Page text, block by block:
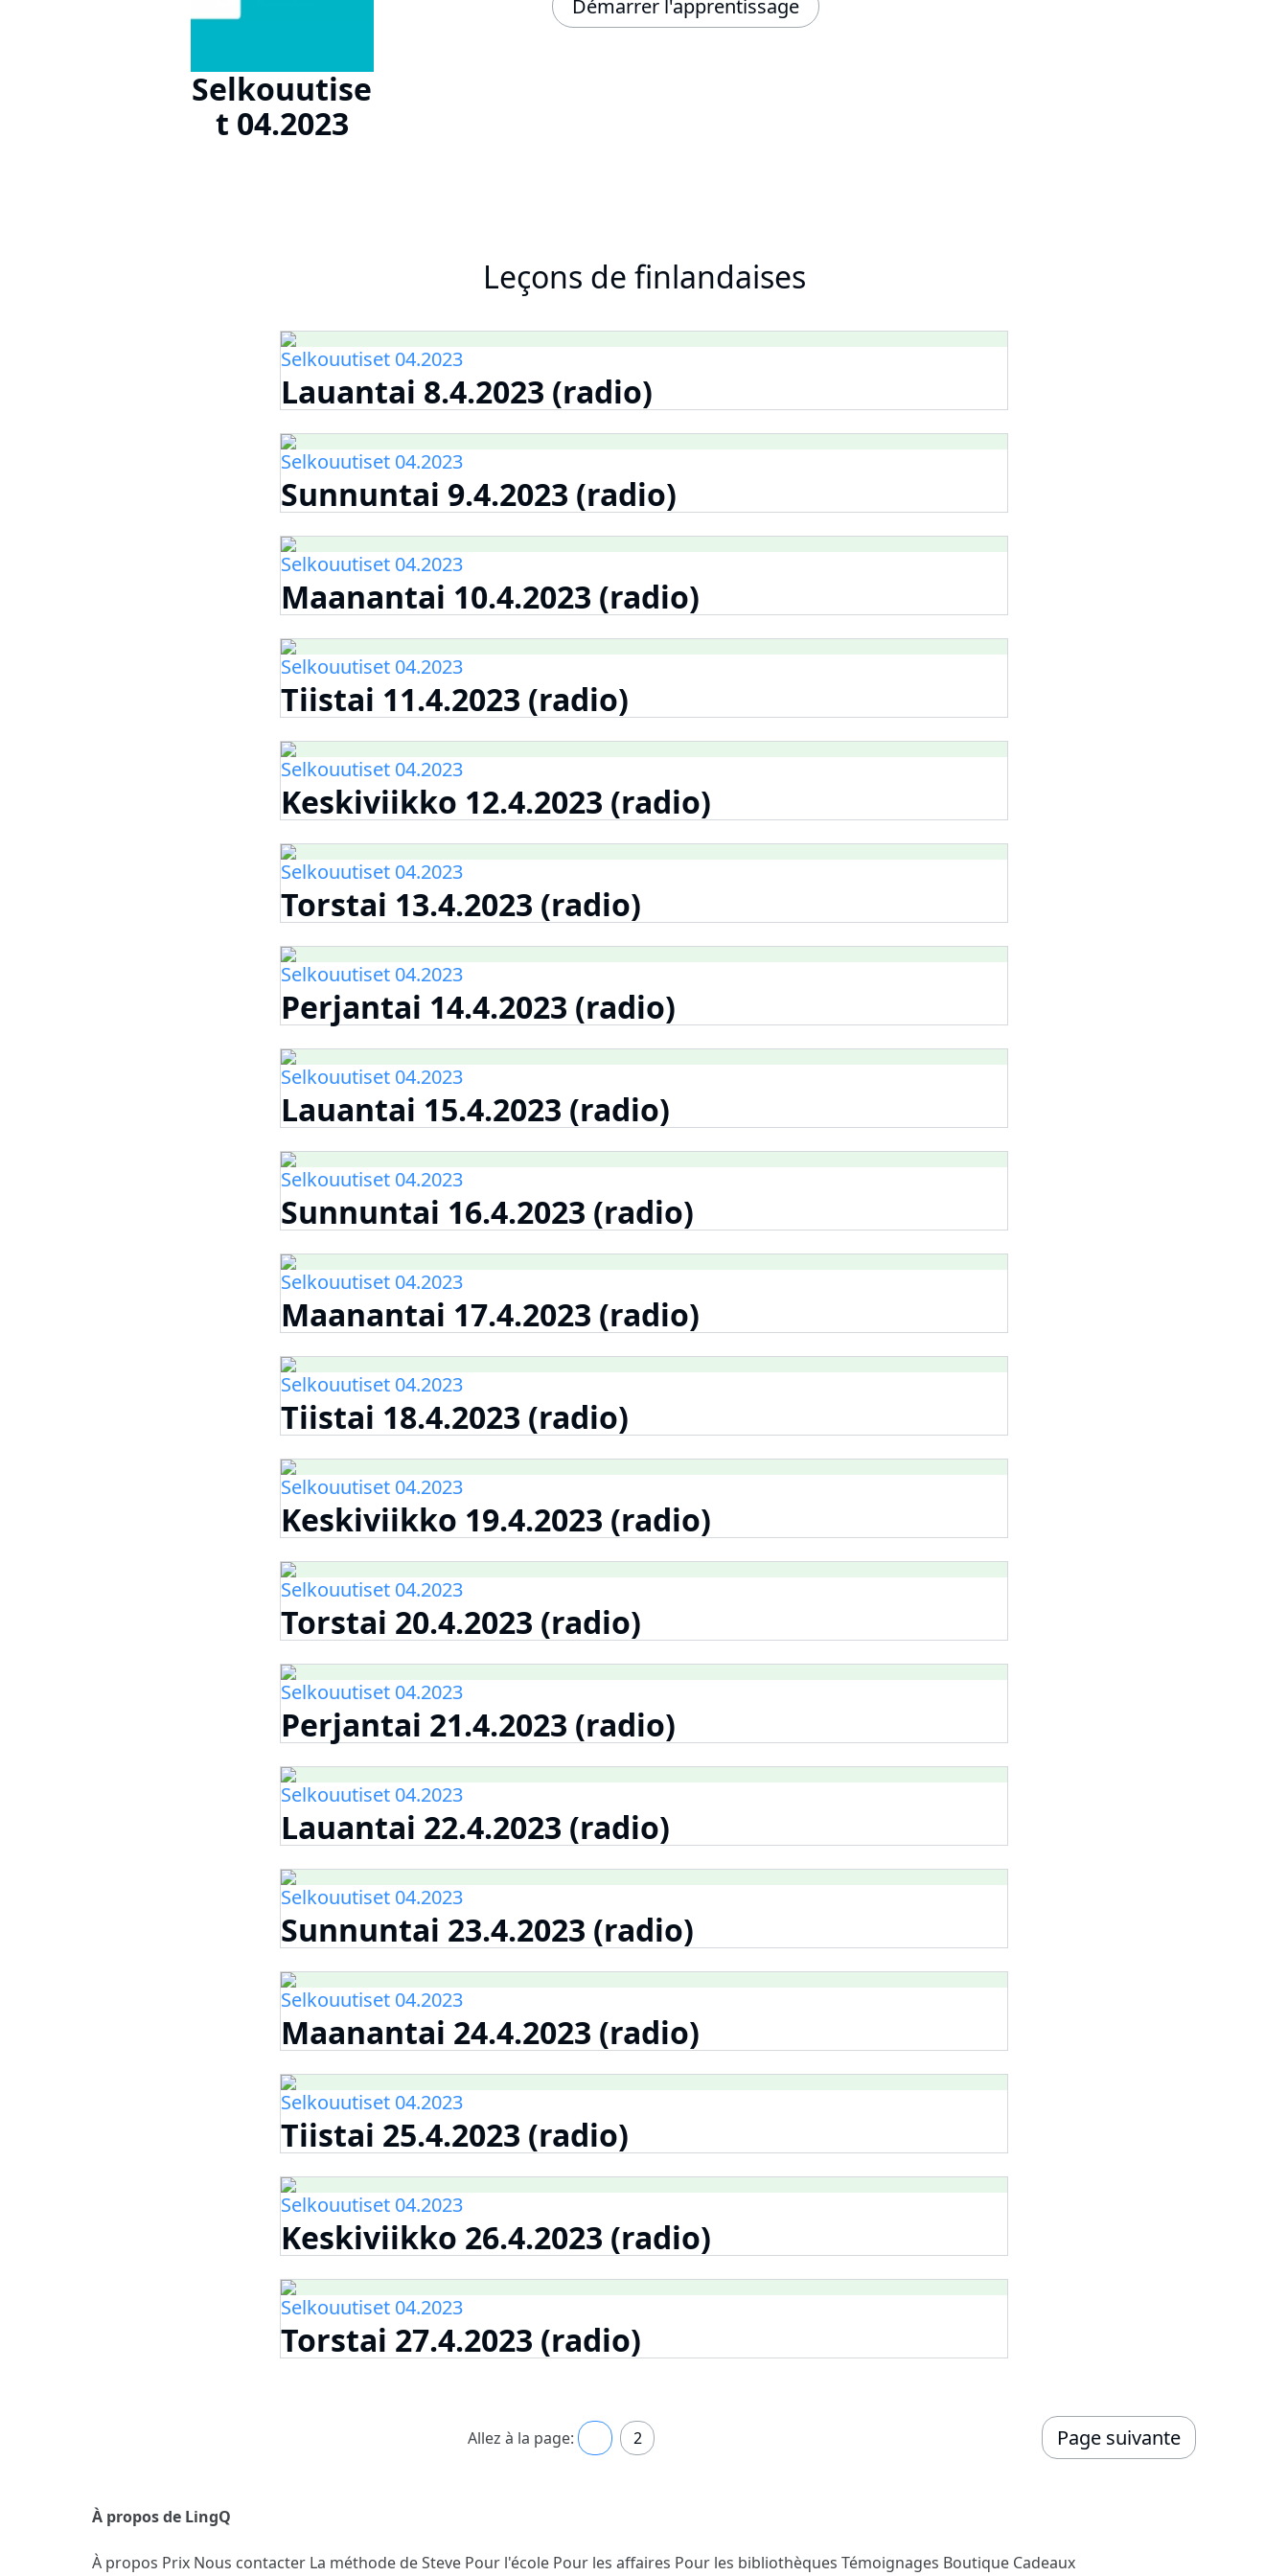
Selkouutise
t 04.2023
Démarrer l'apprentissage
Leçons de finlandaises
Selkouutiset 04.2023
Lauantai 8.4.2023 (radio)
Selkouutiset 04.2023
Sunnuntai 9.4.2023 (radio)
Selkouutiset 04.2023
Maanantai 10.4.2023 (radio)
Selkouutiset 04.2023
Tiistai 11.4.2023 (radio)
Selkouutiset 04.2023
Keskiviikko 12.4.2023 (radio)
Selkouutiset 04.2023
Torstai 13.4.2023 (radio)
Selkouutiset 04.2023
Perjantai 14.4.2023 (radio)
Selkouutiset 04.2023
Lauantai 15.4.2023 (radio)
Selkouutiset 04.2023
Sunnuntai 16.4.2023 (radio)
Selkouutiset 04.2023
Maanantai 17.4.2023 (radio)
Selkouutiset 04.2023
Tiistai 18.4.2023 (radio)
Selkouutiset 04.2023
Keskiviikko 19.4.2023 (radio)
Selkouutiset 04.2023
Torstai 20.4.2023 (radio)
Selkouutiset 04.2023
Perjantai 21.4.2023 (radio)
Selkouutiset 04.2023
Lauantai 22.4.2023 (radio)
Selkouutiset 04.2023
Sunnuntai 23.4.2023 (radio)
Selkouutiset 04.2023
Maanantai 24.4.2023 (radio)
Selkouutiset 04.2023
Tiistai 25.4.2023 (radio)
Selkouutiset 04.2023
Keskiviikko 26.4.2023 (radio)
Selkouutiset 04.2023
Torstai 27.4.2023 (radio)
Allez à la page: 2 Page suivante
À propos de LingQ
À propos Prix Nous contacter La méthode de Steve Pour l'école Pour les affaires Pour les bibliothèques Témoignages Boutique Cadeaux